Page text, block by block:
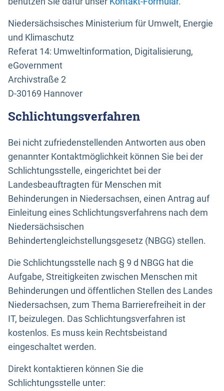
Niedersächsisches Ministerium für Umwelt, Energie
und Klimaschutz
Referat 14: Umweltinformation, Digitalisierung,
eGovernment
Archivstraße 2
D-30169 Hannover
Schlichtungsverfahren
Bei nicht zufriedenstellenden Antworten aus oben
genannter Kontaktmöglichkeit können Sie bei der
Schlichtungsstelle, eingerichtet bei der
Landesbeauftragten für Menschen mit
Behinderungen in Niedersachsen, einen Antrag auf
Einleitung eines Schlichtungsverfahrens nach dem
Niedersächsischen
Behindertengleichstellungsgesetz (NBGG) stellen.
Die Schlichtungsstelle nach § 9 d NBGG hat die
Aufgabe, Streitigkeiten zwischen Menschen mit
Behinderungen und öffentlichen Stellen des Landes
Niedersachsen, zum Thema Barrierefreiheit in der
IT, beizulegen. Das Schlichtungsverfahren ist
kostenlos. Es muss kein Rechtsbeistand
eingeschaltet werden.
Direkt kontaktieren können Sie die
Schlichtungsstelle unter: